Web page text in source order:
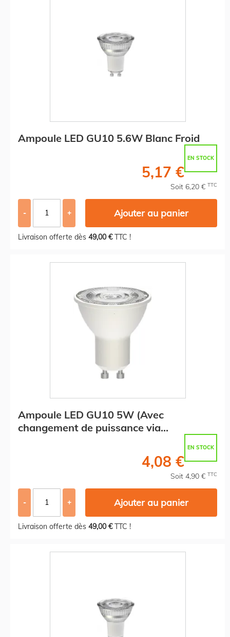
Ampoule LED GU10 5.6W Blanc Froid
EN STOCK
5,17 €
Soit 6,20 € TTC
- + Ajouter au panier
Livraison offerte dès 49,00 €TTC !
Ampoule LED GU10 5W (Avec
changement de puissance via
EN STOCK
4,08 €
Soit 4,90 € TTC
- + Ajouter au panier
Livraison offerte dès 49,00 €TTC !